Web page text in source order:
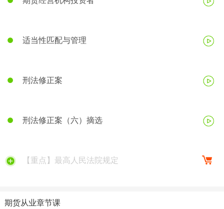
适当性匹配与管理
刑法修正案
刑法修正案（六）摘选
【重点】最高人民法院规定
期货从业章节课